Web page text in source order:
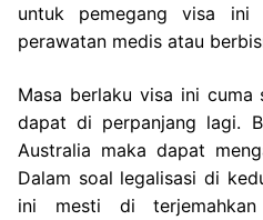
untuk pemegang visa ini
perawatan medis atau
Masa berlaku visa ini
dapat di perpanjang lagi.
Australia maka dapat
Dalam soal legalisasi di
ini mesti di